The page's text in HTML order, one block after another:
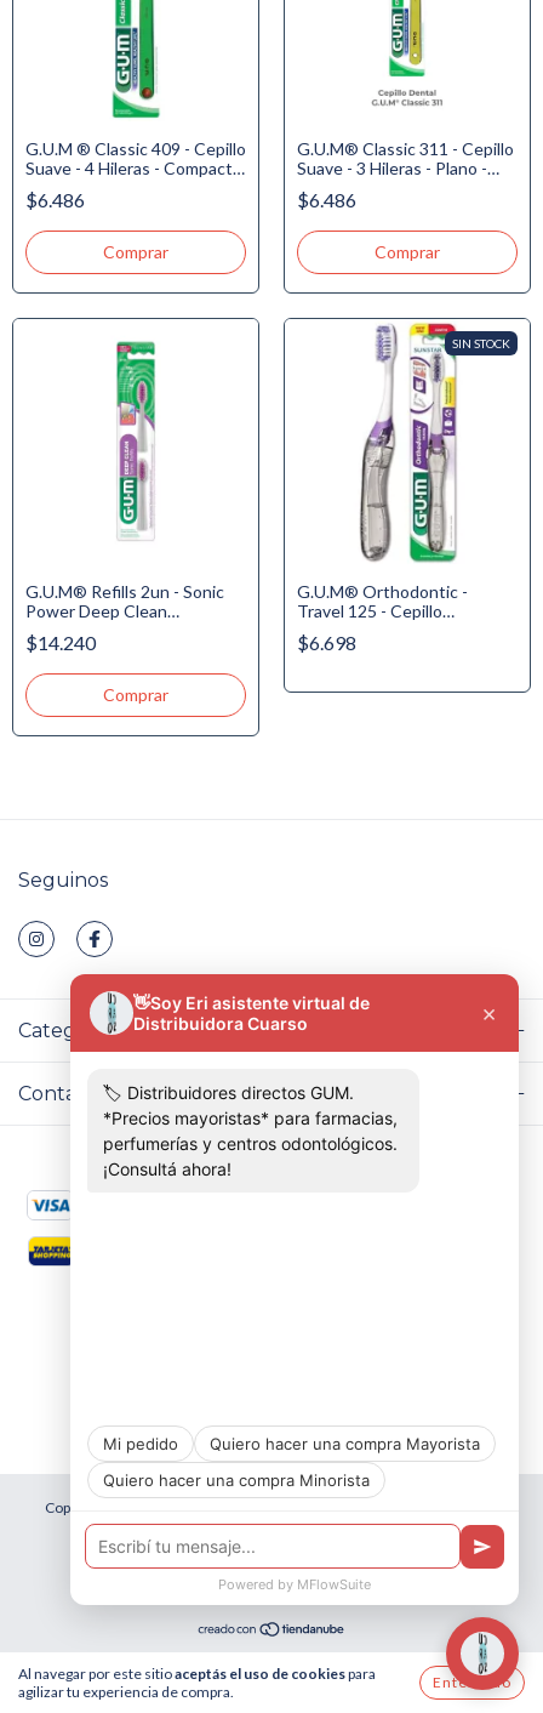
Al navegar por este sitioaceptás el uso de cookiespara
agilizar tu experiencia de compra.
Entendido
G.U.M ® Classic 409 - Cepillo
Suave - 4 Hileras - Compacto
- Domo + 2 Soft-Picks
Medium
$6.486
G.U.M® Classic 311 - Cepillo
Suave - 3 Hileras - Plano -
Delgado + 2 Soft-Picks
Medium
$6.486
G.U.M® Refills 2un - Sonic
Power Deep Clean
Tecnología Sónica
$14.240
SIN STOCK
G.U.M® Orthodontic -
Travel 125 - Cepillo
Ortodóntico de viaje - 4
Hileras - Antibacterial.
$6.698
Seguinos
Categorías
Contactános
Copyright distribuidora cuarso - 2026. Todos los derechos reservados.
Defensa de las y los consumidores. Para reclamos
Botón de arrepentimiento